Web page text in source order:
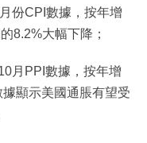
份CPI數據，按年增
8.2%大幅下降；
月PPI數據，按年增
顯示美國通脹有望受